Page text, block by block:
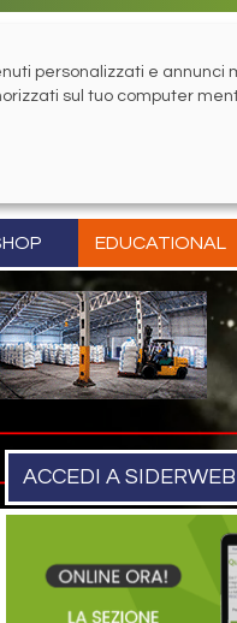
EDUCATIONAL
ACCEDI A SIDERWEB
personalizzati e annunci
sul tuo computer